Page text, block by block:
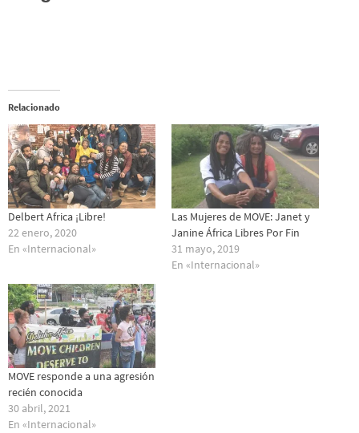
Relacionado
Delbert Africa ¡Libre!
22 enero, 2020
En «Internacional»
Las Mujeres de MOVE: Janet y
Janine África Libres Por Fin
31 mayo, 2019
En «Internacional»
MOVE responde a una agresión
recién conocida
30 abril, 2021
En «Internacional»